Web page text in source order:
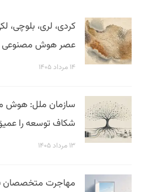
کردی، لری، بلوچی،
عصر هوش مصنوعی
۱۴ مرداد ۱۴۰۵
سازمان ملل: هوش
شکاف توسعه را
۱۳ مرداد ۱۴۰۵
مهاجرت متخصصان